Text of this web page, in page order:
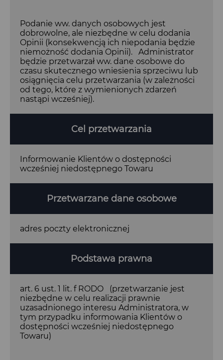
Podanie ww. danych osobowych jest
dobrowolne, ale niezbędne w celu dodania
Opinii (konsekwencją ich niepodania będzie
niemożność dodania Opinii). Administrator
będzie przetwarzał ww. dane osobowe do
czasu skutecznego wniesienia sprzeciwu lub
osiągnięcia celu przetwarzania (w zależności
od tego, które z wymienionych zdarzeń
nastąpi wcześniej).
Cel przetwarzania
Informowanie Klientów o dostępności
wcześniej niedostępnego Towaru
Przetwarzane dane osobowe
adres poczty elektronicznej
Podstawa prawna
art. 6 ust. 1 lit. f RODO (przetwarzanie jest
niezbędne w celu realizacji prawnie
uzasadnionego interesu Administratora, w
tym przypadku informowania Klientów o
dostępności wcześniej niedostępnego
Towaru)